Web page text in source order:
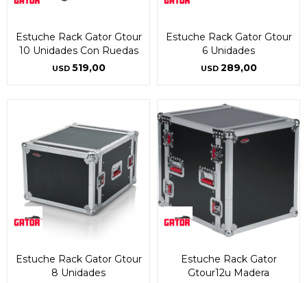
Estuche Rack Gator Gtour
10 Unidades Con Ruedas
USD 519,00
Estuche Rack Gator Gtour
6 Unidades
USD 289,00
Estuche Rack Gator Gtour
8 Unidades
Estuche Rack Gator
Gtour12u Madera